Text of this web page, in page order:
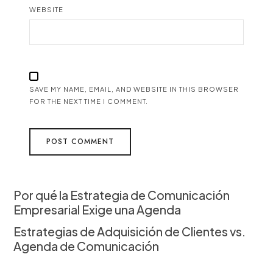
WEBSITE
SAVE MY NAME, EMAIL, AND WEBSITE IN THIS BROWSER
FOR THE NEXT TIME I COMMENT.
Por qué la Estrategia de Comunicación
Empresarial Exige una Agenda
Estrategias de Adquisición de Clientes vs.
Agenda de Comunicación